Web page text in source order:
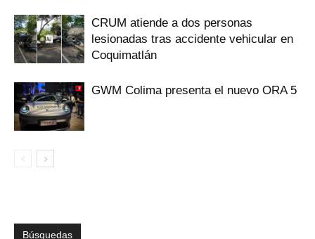
CRUM atiende a dos personas
lesionadas tras accidente vehicular en
Coquimatlán
GWM Colima presenta el nuevo ORA 5
Búsquedas